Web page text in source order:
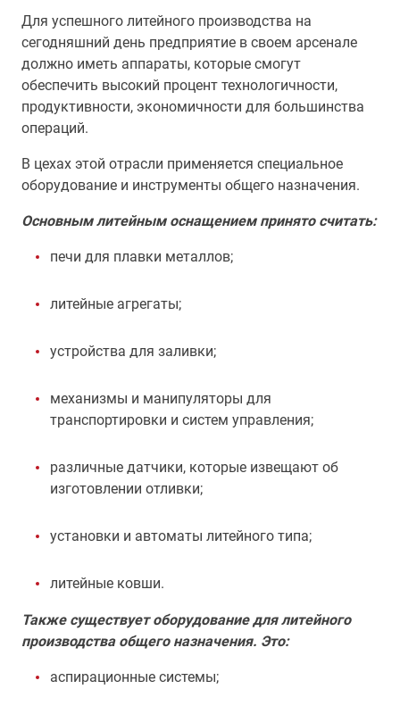
Для успешного литейного производства на
сегодняшний день предприятие в своем арсенале
должно иметь аппараты, которые смогут
обеспечить высокий процент технологичности,
продуктивности, экономичности для большинства
операций.
В цехах этой отрасли применяется специальное
оборудование и инструменты общего назначения.
Основным литейным оснащением принято считать:
печи для плавки металлов;
литейные агрегаты;
устройства для заливки;
механизмы и манипуляторы для
транспортировки и систем управления;
различные датчики, которые извещают об
изготовлении отливки;
установки и автоматы литейного типа;
литейные ковши.
Также существует оборудование для литейного
производства общего назначения. Это:
аспирационные системы;